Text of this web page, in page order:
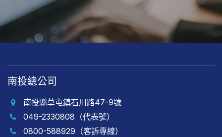
南投總公司
南投縣草屯鎮石川路47-9號
049-2330808（代表號）
0800-588929（客訴專線）